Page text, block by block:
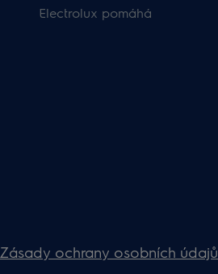
Electrolux pomáhá
Zásady ochrany osobních údajů